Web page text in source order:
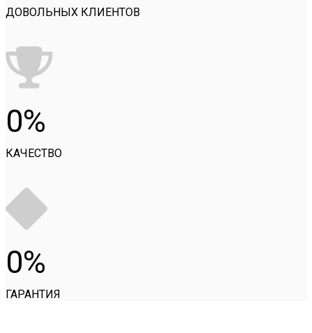
ДОВОЛЬНЫХ КЛИЕНТОВ
0
КАЧЕСТВО
0
ГАРАНТИЯ